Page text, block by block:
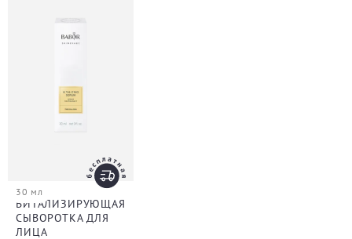
30 мл
ВИТАЛИЗИРУЮЩАЯ
СЫВОРОТКА ДЛЯ
ЛИЦА